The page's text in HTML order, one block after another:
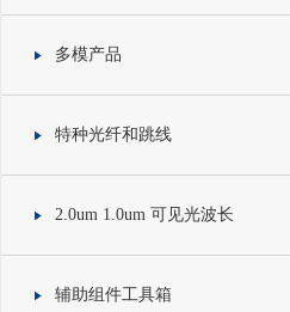
多模产品
特种光纤和跳线
2.0um 1.0um 可见光波长
辅助组件工具箱